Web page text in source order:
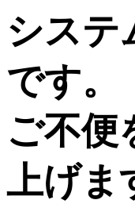
システ
です。
ご不便
上げま